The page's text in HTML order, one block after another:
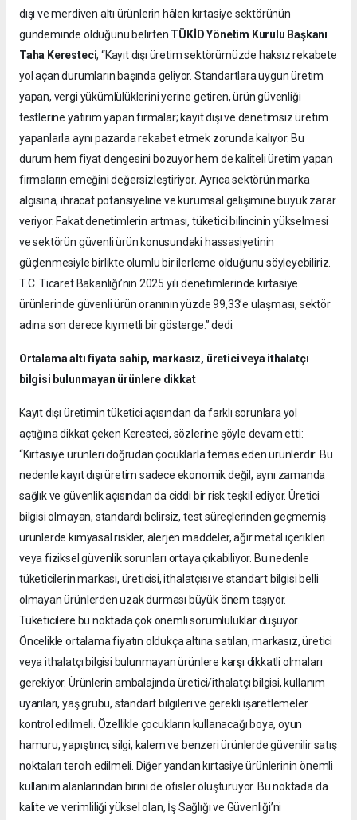
dışı ve merdiven altı ürünlerin hâlen kırtasiye sektörünün
gündeminde olduğunu belirten TÜKİD Yönetim Kurulu Başkanı
Taha Keresteci, “Kayıt dışı üretim sektörümüzde haksız rekabete
yol açan durumların başında geliyor. Standartlara uygun üretim
yapan, vergi yükümlülüklerini yerine getiren, ürün güvenliği
testlerine yatırım yapan firmalar; kayıt dışı ve denetimsiz üretim
yapanlarla aynı pazarda rekabet etmek zorunda kalıyor. Bu
durum hem fiyat dengesini bozuyor hem de kaliteli üretim yapan
firmaların emeğini değersizleştiriyor. Ayrıca sektörün marka
algısına, ihracat potansiyeline ve kurumsal gelişimine büyük zarar
veriyor. Fakat denetimlerin artması, tüketici bilincinin yükselmesi
ve sektörün güvenli ürün konusundaki hassasiyetinin
güçlenmesiyle birlikte olumlu bir ilerleme olduğunu söyleyebiliriz.
T.C. Ticaret Bakanlığı’nın 2025 yılı denetimlerinde kırtasiye
ürünlerinde güvenli ürün oranının yüzde 99,33’e ulaşması, sektör
adına son derece kıymetli bir gösterge.” dedi.
Ortalama altı fiyata sahip, markasız, üretici veya ithalatçı
bilgisi bulunmayan ürünlere dikkat
Kayıt dışı üretimin tüketici açısından da farklı sorunlara yol
açtığına dikkat çeken Keresteci, sözlerine şöyle devam etti:
“Kırtasiye ürünleri doğrudan çocuklarla temas eden ürünlerdir. Bu
nedenle kayıt dışı üretim sadece ekonomik değil, aynı zamanda
sağlık ve güvenlik açısından da ciddi bir risk teşkil ediyor. Üretici
bilgisi olmayan, standardı belirsiz, test süreçlerinden geçmemiş
ürünlerde kimyasal riskler, alerjen maddeler, ağır metal içerikleri
veya fiziksel güvenlik sorunları ortaya çıkabiliyor. Bu nedenle
tüketicilerin markası, üreticisi, ithalatçısı ve standart bilgisi belli
olmayan ürünlerden uzak durması büyük önem taşıyor.
Tüketicilere bu noktada çok önemli sorumluluklar düşüyor.
Öncelikle ortalama fiyatın oldukça altına satılan, markasız, üretici
veya ithalatçı bilgisi bulunmayan ürünlere karşı dikkatli olmaları
gerekiyor. Ürünlerin ambalajında üretici/ithalatçı bilgisi, kullanım
uyarıları, yaş grubu, standart bilgileri ve gerekli işaretlemeler
kontrol edilmeli. Özellikle çocukların kullanacağı boya, oyun
hamuru, yapıştırıcı, silgi, kalem ve benzeri ürünlerde güvenilir satış
noktaları tercih edilmeli. Diğer yandan kırtasiye ürünlerinin önemli
kullanım alanlarından birini de ofisler oluşturuyor. Bu noktada da
kalite ve verimliliği yüksel olan, İş Sağlığı ve Güvenliği’ni